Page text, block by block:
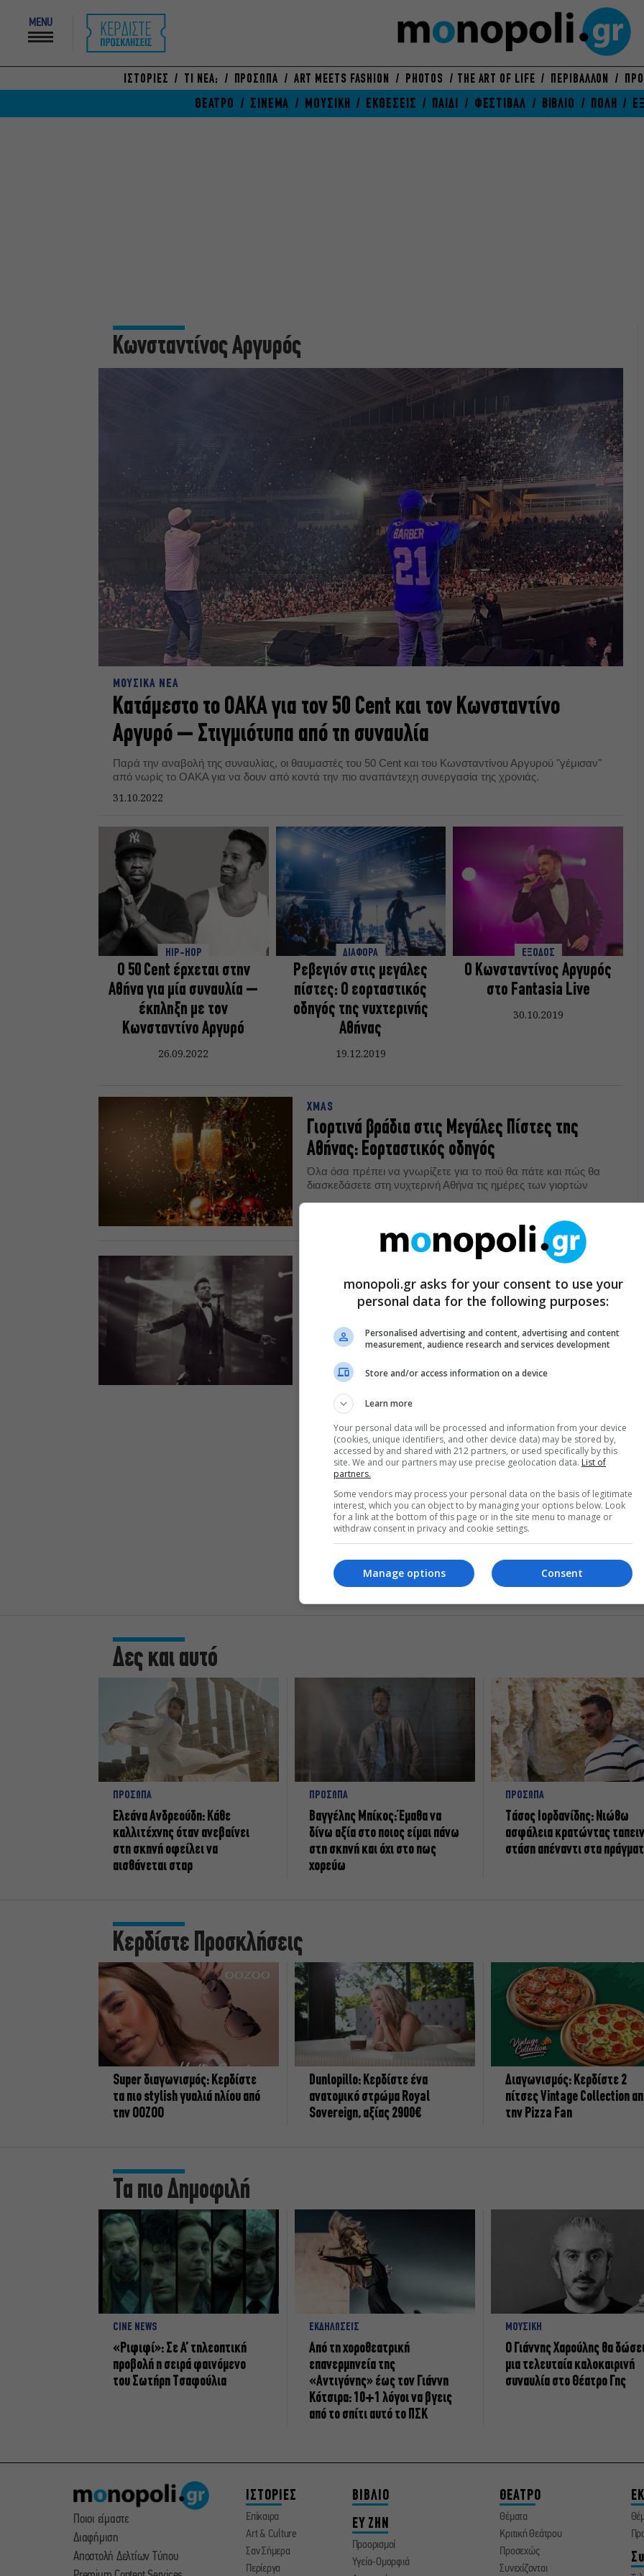
MENU
ΙΣΤΟΡΙΕΣ ΤΙ ΝΕΑ; ΠΡΟΣΩΠΑ ART MEETS FASHION PHOTOS THE ART OF LIFE ΠΕΡΙΒΑΛΛΟΝ
ΘΕΑΤΡΟ ΣΙΝΕΜΑ ΜΟΥΣΙΚΗ ΕΚΘΕΣΕΙΣ ΠΑΙΔΙ ΦΕΣΤΙΒΑΛ ΒΙΒΛΙΟ ΠΟΛΗ
Κωνσταντίνος Αργυρός
ΜΟΥΣΙΚΑ ΝΕΑ
Κατάμεστο το ΟΑΚΑ για τον 50 Cent και τον Κωνσταντίνο
Αργυρό – Στιγμιότυπα από τη συναυλία
Παρά την αναβολή της συναυλίας, οι θαυμαστές του 50 Cent και του Κωνσταντίνου Αργυρού "γέμισαν"
από νωρίς το ΟΑΚΑ για να δουν από κοντά την πιο αναπάντεχη συνεργασία της χρονιάς.
31.10.2022
HIP-HOP
Ο 50 Cent έρχεται στην
Αθήνα για μία συναυλία –
έκπληξη με τον
Κωνσταντίνο Αργυρό
26.09.2022
ΔΙΑΦΟΡΑ
Ρεβεγιόν στις μεγάλες
πίστες: Ο εορταστικός
οδηγός της νυχτερινής
Αθήνας
19.12.2019
ΕΞΟΔΟΣ
Ο Κωνσταντίνος Αργυρός
στο Fantasia Live
30.10.2019
XMAS
Γιορτινά βράδια στις Μεγάλες Πίστες της
Αθήνας: Eορταστικός οδηγός
Όλα όσα πρέπει να γνωρίζετε για το πού θα πάτε και πώς θα
διασκεδάσετε στη νυχτερινή Αθήνα τις ημέρες των γιορτών
20.12.2018
O Κωνσταντίνος Αργυρός στο Fantasia
Ο Κωνσταντίνος Αργυρός για μια ακόμη χρονιά εμφανίζεται
17.07.2018
Δες και αυτό
ΠΡΟΣΩΠΑ
Ελεάνα Ανδρεούδη: Κάθε
καλλιτέχνης όταν ανεβαίνει
στη σκηνή οφείλει να
αισθάνεται σταρ
ΠΡΟΣΩΠΑ
Βαγγέλης Μπίκος: Έμαθα να
δίνω αξία στο ποιος είμαι πάνω
στη σκηνή και όχι στο πως
χορεύω
ΠΡΟΣΩΠΑ
Tάσος Ιορδανίδης: Νιώθω
ασφάλεια κρατώντας
στάση απέναντι στα
Κερδίστε Προσκλήσεις
Super διαγωνισμός: Κερδίστε
τα πιο stylish γυαλιά ηλίου από
την OOZOO
Dunlopillo: Κερδίστε ένα
ανατομικό στρώμα Royal
Sovereign, αξίας 2900€
Διαγωνισμός: Κερδίστε 2
πίτσες Vintage Collection
την Pizza Fan
Τα πιο Δημοφιλή
CINE NEWS
«Ριφιφί»: Σε Α’ τηλεοπτική
προβολή η σειρά φαινόμενο
του Σωτήρη Τσαφούλια
ΕΚΔΗΛΩΣΕΙΣ
Από τη χοροθεατρική
επανερμηνεία της
«Αντιγόνης» έως τον Γιάννη
Κότσιρα: 10+1 λόγοι να βγεις
από το σπίτι αυτό το ΠΣΚ
ΜΟΥΣΙΚΗ
Ο Γιάννης Χαρούλης θα
μια τελευταία καλοκαιρινή
συναυλία στο Θέατρο Γης
Ποιοι είμαστε
Διαφήμιση
Αποστολή Δελτίων Τύπου
ΙΣΤΟΡΙΕΣ
Επίκαιρα
Art & Culture
Σαν Σήμερα
Περίεργα
ΒΙΒΛΙΟ
ΕΥ ΖΗΝ
Προορισμοί
Υγεία-Ομορφιά
ΘΕΑΤΡΟ
Θέματα
Κριτική Θεάτρου
Προσεχώς
Συνεχίζονται
monopoli.gr asks for your consent to use your
personal data for the following purposes:
Personalised advertising and content, advertising and content
measurement, audience research and services development
Store and/or access information on a device
Learn more
Your personal data will be processed and information from your device
(cookies, unique identifiers, and other device data) may be stored by,
accessed by and shared with 212 partners, or used specifically by this
site. We and our partners may use precise geolocation data. List of
partners.
Some vendors may process your personal data on the basis of legitimate
interest, which you can object to by managing your options below. Look
for a link at the bottom of this page or in the site menu to manage or
withdraw consent in privacy and cookie settings.
Consent
Manage options